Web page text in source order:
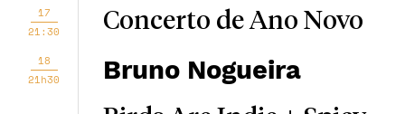
17
21:30
Concerto de Ano Novo
18
21h30
Bruno Nogueira